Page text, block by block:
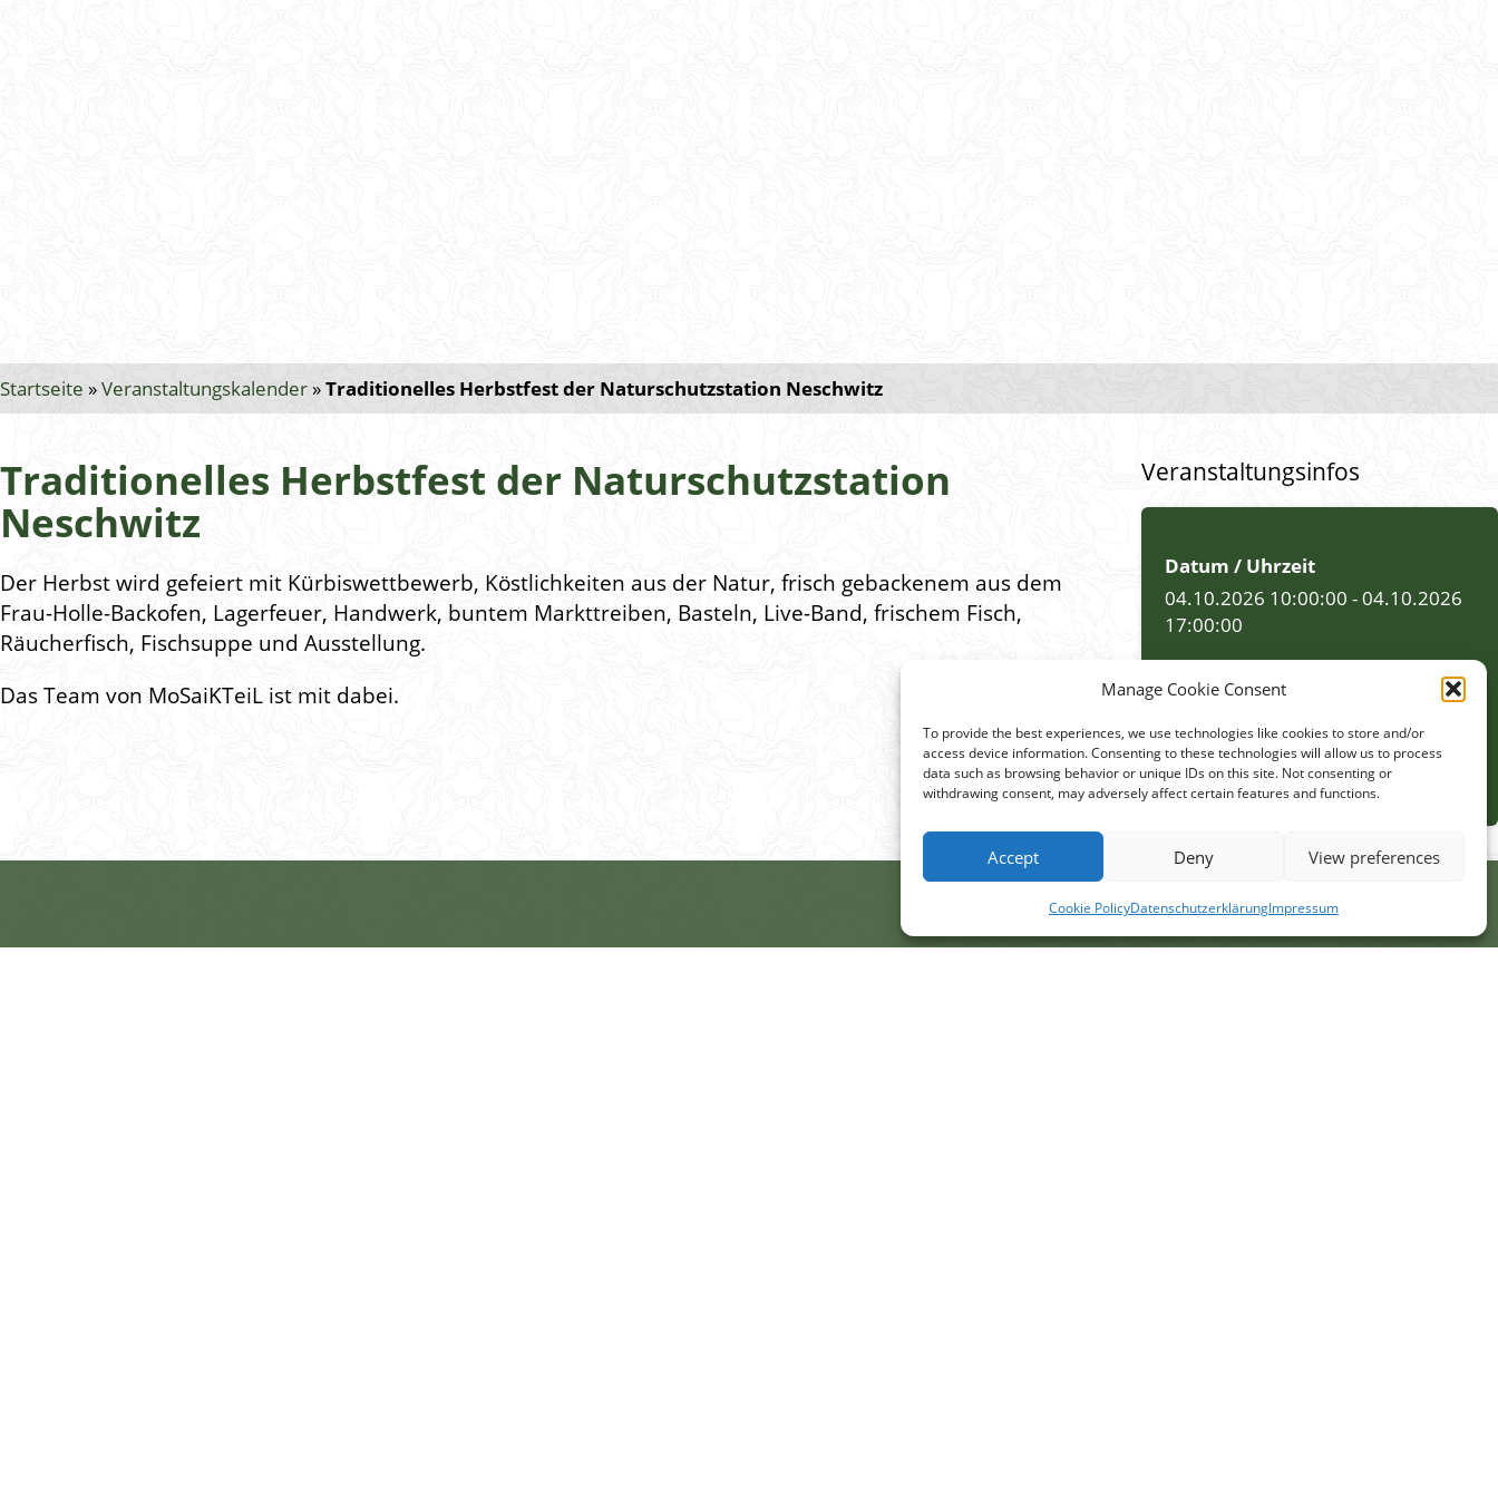
Manage Cookie Consent
To provide the best experiences, we use technologies like cookies to store and/or
access device information. Consenting to these technologies will allow us to process
data such as browsing behavior or unique IDs on this site. Not consenting or
withdrawing consent, may adversely affect certain features and functions.
Accept Deny View preferences
Cookie PolicyDatenschutzerklärungImpressum
Startseite »Veranstaltungskalender»Traditionelles Herbstfest der Naturschutzstation Neschwitz
Traditionelles Herbstfest der Naturschutzstation
Neschwitz
Der Herbst wird gefeiert mit Kürbiswettbewerb, Köstlichkeiten aus der Natur, frisch gebackenem aus dem
Frau-Holle-Backofen, Lagerfeuer, Handwerk, buntem Markttreiben, Basteln, Live-Band, frischem Fisch,
Räucherfisch, Fischsuppe und Ausstellung.
Das Team von MoSaiKTeiL ist mit dabei.
Veranstaltungsinfos
Datum / Uhrzeit
04.10.2026 10:00:00 - 04.10.2026
17:00:00
Veranstaltungsort
Fischereihof Kleinholscha